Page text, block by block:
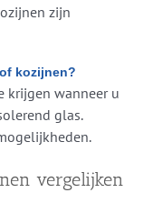
zijn
kozijnen?
krijgen wanneer u
glas.
vergelijken